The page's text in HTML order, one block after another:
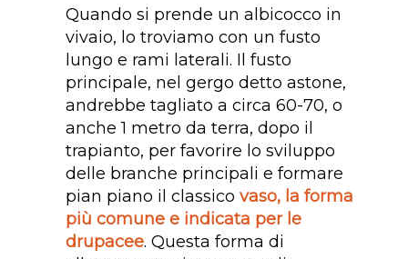
Quando si prende un albicocco in
vivaio, lo troviamo con un fusto
lungo e rami laterali. Il fusto
principale, nel gergo detto astone,
andrebbe tagliato a circa 60-70, o
anche 1 metro da terra, dopo il
trapianto, per favorire lo sviluppo
delle branche principali e formare
pian piano il classico vaso, la forma
più comune e indicata per le
drupacee. Questa forma di